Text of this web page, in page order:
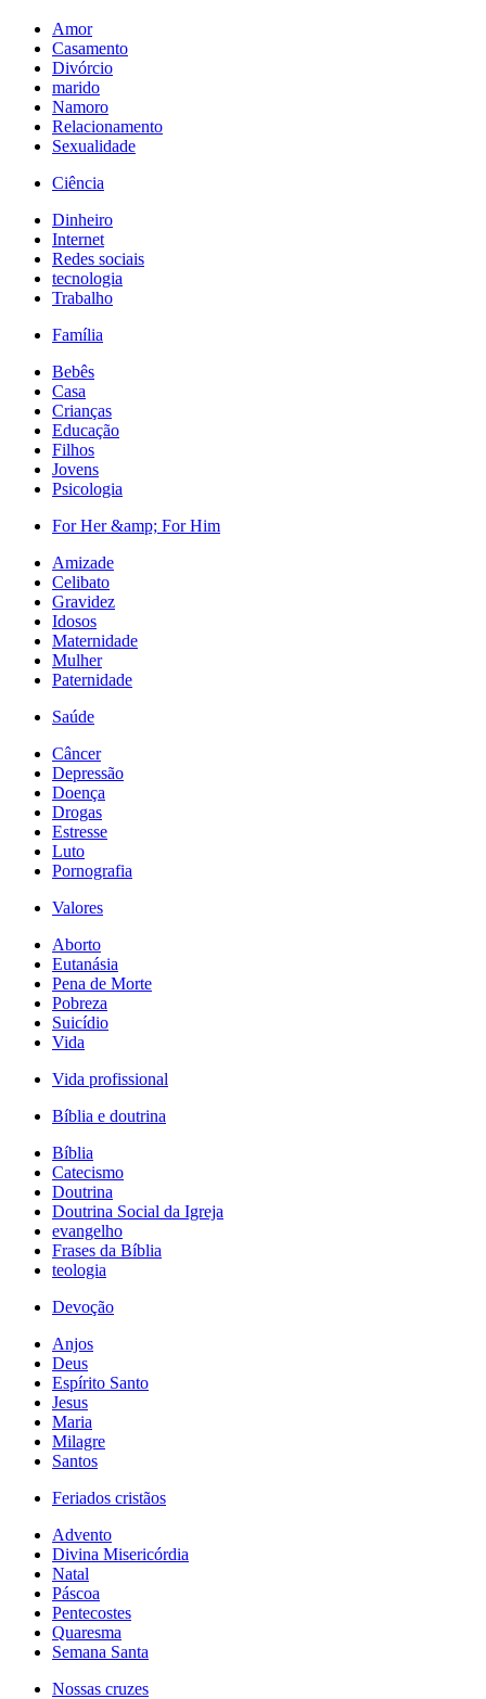
Amor
Casamento
Divórcio
marido
Namoro
Relacionamento
Sexualidade
Ciência
Dinheiro
Internet
Redes sociais
tecnologia
Trabalho
Família
Bebês
Casa
Crianças
Educação
Filhos
Jovens
Psicologia
For Her &amp; For Him
Amizade
Celibato
Gravidez
Idosos
Maternidade
Mulher
Paternidade
Saúde
Câncer
Depressão
Doença
Drogas
Estresse
Luto
Pornografia
Valores
Aborto
Eutanásia
Pena de Morte
Pobreza
Suicídio
Vida
Vida profissional
Bíblia e doutrina
Bíblia
Catecismo
Doutrina
Doutrina Social da Igreja
evangelho
Frases da Bíblia
teologia
Devoção
Anjos
Deus
Espírito Santo
Jesus
Maria
Milagre
Santos
Feriados cristãos
Advento
Divina Misericórdia
Natal
Páscoa
Pentecostes
Quaresma
Semana Santa
Nossas cruzes